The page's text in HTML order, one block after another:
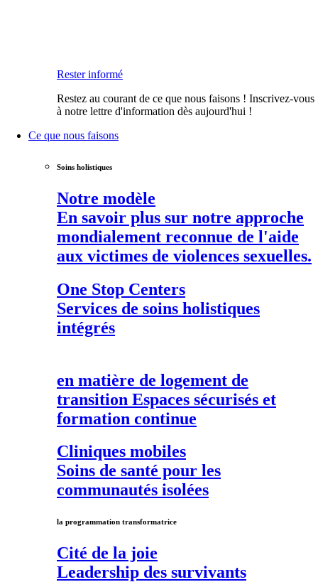
Rester informé
Restez au courant de ce que nous faisons ! Inscrivez-vous
à notre lettre d'information dès aujourd'hui !
Ce que nous faisons
Soins holistiques
Notre modèle
En savoir plus sur notre approche
mondialement reconnue de l'aide
aux victimes de violences sexuelles.
One Stop Centers
Services de soins holistiques
intégrés
en matière de logement de
transition Espaces sécurisés et
formation continue
Cliniques mobiles
Soins de santé pour les
communautés isolées
la programmation transformatrice
Cité de la joie
Leadership des survivants